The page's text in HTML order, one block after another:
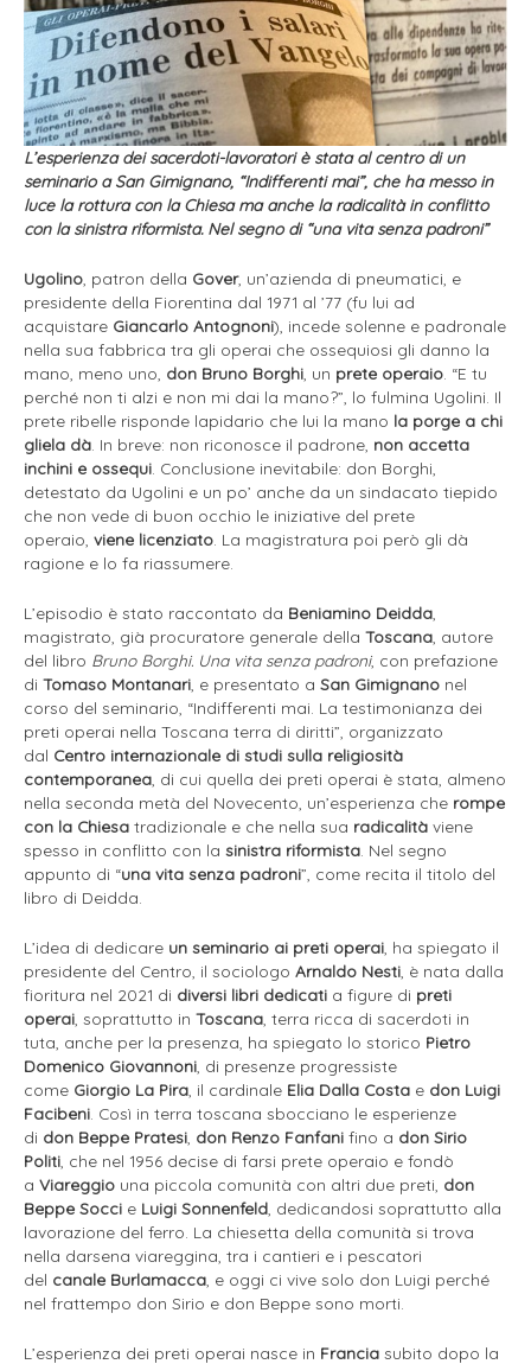
L’esperienza dei sacerdoti-lavoratori è stata al centro di un
seminario a San Gimignano, “Indifferenti mai”, che ha messo in
luce la rottura con la Chiesa ma anche la radicalità in conflitto
con la sinistra riformista. Nel segno di “una vita senza padroni”
Ugolino , patron della Gover, un’azienda di pneumatici, e
presidente della Fiorentina dal 1971 al ’77 (fu lui ad
acquistare Giancarlo Antognoni), incede solenne e padronale
nella sua fabbrica tra gli operai che ossequiosi gli danno la
mano, meno uno, don Bruno Borghi , un prete operaio . “E tu
perché non ti alzi e non mi dai la mano?”, lo fulmina Ugolini. Il
prete ribelle risponde lapidario che lui la mano la porge a chi
gliela dà . In breve: non riconosce il padrone, non accetta
inchini e ossequi . Conclusione inevitabile: don Borghi,
detestato da Ugolini e un po’ anche da un sindacato tiepido
che non vede di buon occhio le iniziative del prete
operaio, viene licenziato . La magistratura poi però gli dà
ragione e lo fa riassumere.
L’episodio è stato raccontato da Beniamino Deidda
magistrato, già procuratore generale della Toscana , autore
del libro Bruno Borghi. Una vita senza padroni, con prefazione
di Tomaso Montanari , e presentato a San Gimignano nel
corso del seminario, “Indifferenti mai. La testimonianza dei
preti operai nella Toscana terra di diritti”, organizzato
dal Centro internazionale di studi sulla religiosità
contemporanea , di cui quella dei preti operai è stata, almeno
nella seconda metà del Novecento, un’esperienza che rompe
con la Chiesa tradizionale e che nella sua radicalità viene
spesso in conflitto con la sinistra riformista . Nel segno
appunto di “una vita senza padroni”, come recita il titolo del
libro di Deidda.
L’idea di dedicare un seminario ai preti operai , ha spiegato il
presidente del Centro, il sociologo Arnaldo Nesti , è nata dalla
fioritura nel 2021 di diversi libri dedicati a figure di preti
operai , soprattutto in Toscana , terra ricca di sacerdoti in
tuta, anche per la presenza, ha spiegato lo storico Pietro
Domenico Giovannoni , di presenze progressiste
come Giorgio La Pira , il cardinale Elia Dalla Costa e don Luigi
Facibeni . Così in terra toscana sbocciano le esperienze
di don Beppe Pratesi don Renzo Fanfani fino a don Sirio
Politi , che nel 1956 decise di farsi prete operaio e fondò
a Viareggio una piccola comunità con altri due preti, don
Beppe Socci e Luigi Sonnenfeld , dedicandosi soprattutto alla
lavorazione del ferro. La chiesetta della comunità si trova
nella darsena viareggina, tra i cantieri e i pescatori
del canale Burlamacca , e oggi ci vive solo don Luigi perché
nel frattempo don Sirio e don Beppe sono morti.
L’esperienza dei preti operai nasce in Francia subito dopo la